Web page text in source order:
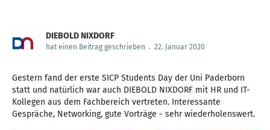
DIEBOLD NIXDORF
hat einen Beitrag geschrieben . 22. Januar 2020
Gestern fand der erste SICP Students Day der Uni Paderborn
statt und natürlich war auch DIEBOLD NIXDORF mit HR und IT-
Kollegen aus dem Fachbereich vertreten. Interessante
Gespräche, Networking, gute Vorträge - sehr wiederholenswert.